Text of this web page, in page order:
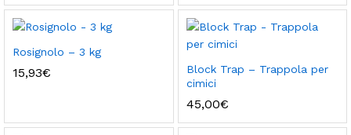
Rosignolo – 3 kg
15,93€
Block Trap – Trappola per
cimici
45,00€